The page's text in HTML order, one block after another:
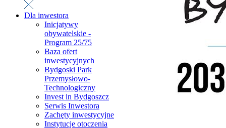
Dla inwestora
Inicjatywy
obywatelskie -
Program 25/75
Baza ofert
inwestycyjnych
Bydgoski Park
Przemysłowo-
Technologiczny
Invest in Bydgoszcz
Serwis Inwestora
Zachęty inwestycyjne
Instytucje otoczenia